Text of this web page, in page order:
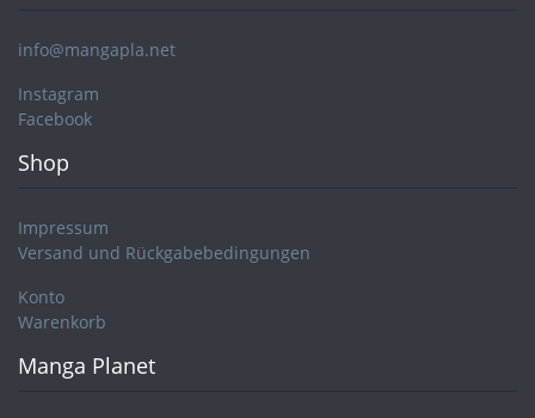
info@mangapla.net
Instagram
Facebook
Shop
Impressum
Versand und Rückgabebedingungen
Konto
Warenkorb
Manga Planet